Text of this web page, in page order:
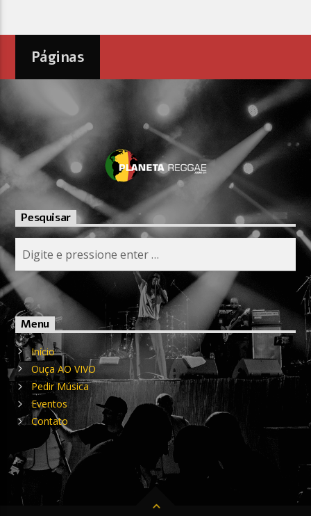
Páginas
Pesquisar
Menu
Início
Ouça AO VIVO
Pedir Música
Eventos
Contato